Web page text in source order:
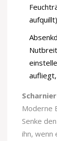
Moderne
Senke
ihn, wenn